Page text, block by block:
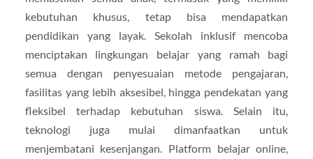
kebutuhan khusus, tetap bisa mendapatkan
pendidikan yang layak. Sekolah inklusif mencoba
menciptakan lingkungan belajar yang ramah bagi
semua dengan penyesuaian metode pengajaran,
fasilitas yang lebih aksesibel, hingga pendekatan yang
fleksibel terhadap kebutuhan siswa. Selain itu,
teknologi juga mulai dimanfaatkan untuk
menjembatani kesenjangan. Platform belajar online,